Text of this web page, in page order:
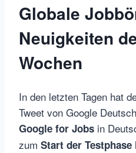
Globale
Neuigkeiten
Wochen
In den letzten Tagen hat
Tweet von Google
Google for Jobs in
zum Start der Testphase